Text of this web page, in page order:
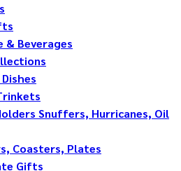
& Beverages
Snuffers, Hurricanes, Oil
Coasters, Plates
Gifts